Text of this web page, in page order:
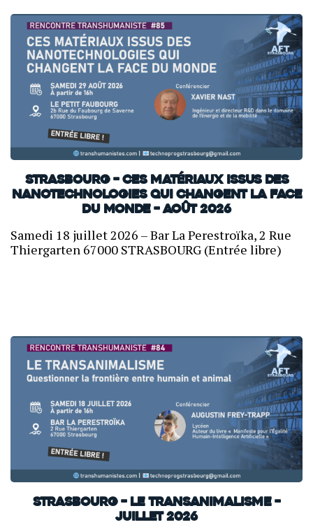
Strasbourg – Ces matériaux issus des
nanotechnologies qui changent la face
du monde – Août 2026
Samedi 18 juillet 2026 – Bar La Perestroïka, 2 Rue
Thiergarten 67000 STRASBOURG (Entrée libre)
Strasbourg – Le transanimalisme –
Juillet 2026